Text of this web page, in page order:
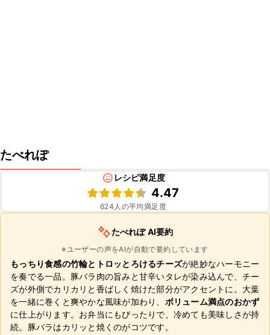
たべれぽ
レシピ満足度
4.47
624 人の平均満足度
たべれぽ AI要約
※ユーザーの声をAIが自動で要約しています
もっちり食感の竹輪とトロッとろけるチーズが絶妙なハーモニー
を奏でる一品。豚バラ肉の旨みと甘辛いタレが染み込んで、チー
ズが外側でカリカリと香ばしく焼けた部分がアクセントに。大葉
を一緒に巻くと爽やかな風味が加わり、 ボリューム満点のおかず
に仕上がります。お弁当にもぴったりで、冷めても美味しさが持
続。豚バラはカリッと焼くのがコツです。